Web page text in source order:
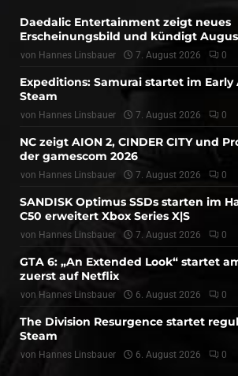
Daedalic Entertainment zeigt neues
Erscheinungsbild und kündigt
von Hannes Linsbauer 7. August 2026 0
Expeditions: Samurai startet im Early
Steam
von Hannes Linsbauer 7. August 2026 0
NC zeigt AION 2, CINDER CITY und
der gamescom 2026
von Hannes Linsbauer 7. August 2026 0
SANDISK Optimus SSDs starten im
C50 erweitert Xbox Series X|S
von Hannes Linsbauer 7. August 2026 0
GTA 6: „An Extended Look“ startet
zuerst auf Netflix
von Hannes Linsbauer 6. August 2026 0
The Division Resurgence startet
Steam
von Hannes Linsbauer 6. August 2026 0